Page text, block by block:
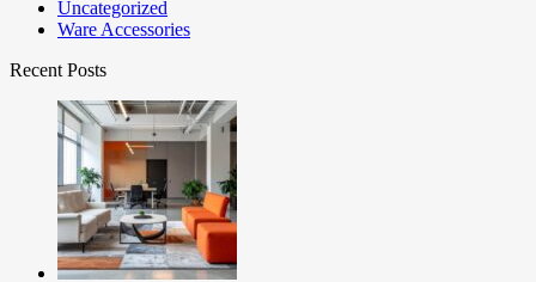
Uncategorized
Ware Accessories
Recent Posts